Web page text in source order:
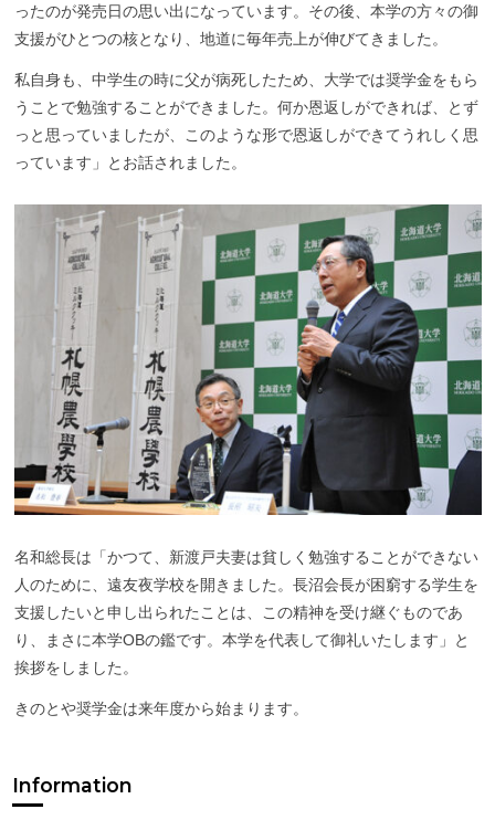
ったのが発売日の思い出になっています。その後、本学の方々の御
支援がひとつの核となり、地道に毎年売上が伸びてきました。
私自身も、中学生の時に父が病死したため、大学では奨学金をもら
うことで勉強することができました。何か恩返しができれば、とず
っと思っていましたが、このような形で恩返しができてうれしく思
っています」とお話されました。
名和総長は「かつて、新渡戸夫妻は貧しく勉強することができない
人のために、遠友夜学校を開きました。長沼会長が困窮する学生を
支援したいと申し出られたことは、この精神を受け継ぐものであ
り、まさに本学OBの鑑です。本学を代表して御礼いたします」と
挨拶をしました。
きのとや奨学金は来年度から始まります。
Information